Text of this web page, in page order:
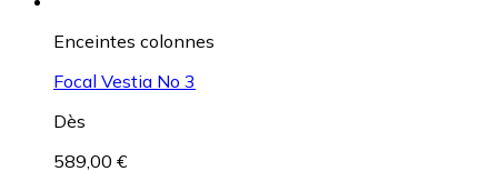
Enceintes colonnes
Focal Vestia No 3
Dès
589,00 €